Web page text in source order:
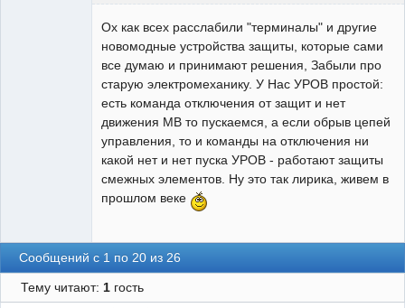
Ох как всех расслабили "терминалы" и другие
новомодные устройства защиты, которые сами
все думаю и принимают решения, Забыли про
старую электромеханику. У Нас УРОВ простой:
есть команда отключения от защит и нет
движения МВ то пускаемся, а если обрыв цепей
управления, то и команды на отключения ни
какой нет и нет пуска УРОВ - работают защиты
смежных элементов. Ну это так лирика, живем в
прошлом веке
Сообщений с 1 по 20 из 26
Тему читают: 1гость